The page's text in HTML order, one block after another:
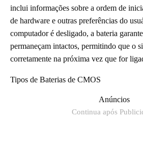
inclui informações sobre a ordem de
de hardware e outras preferências do
computador é desligado, a bateria
permaneçam intactos, permitindo que o
corretamente na próxima vez que for
Tipos de Baterias de CMOS
Anúncios
Continua após